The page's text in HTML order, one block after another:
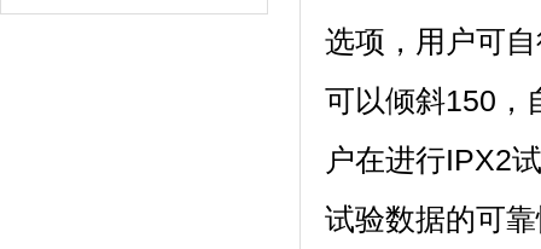
选项，用户可
可以倾斜150
户在进行IPX2
试验数据的可靠